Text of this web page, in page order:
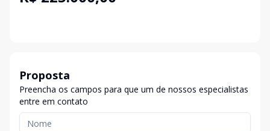
Proposta
Preencha os campos para que um de nossos especialistas
entre em contato